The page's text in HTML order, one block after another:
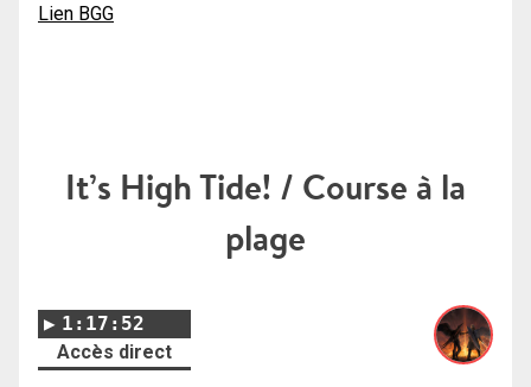
Lien BGG
It’s High Tide! / Course à la
plage
1:17:52
Accès direct